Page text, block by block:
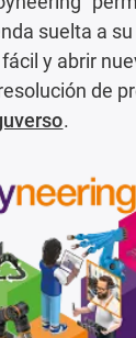
suelta a su
y abrir
de
.